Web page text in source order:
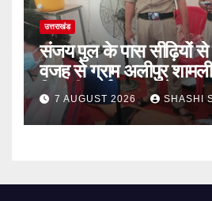
उत्तराखंड
संजय पुल के पास सीढ़ियों
वजह से ग्राम अलीपुर
निवासी आर्यन कुमार के सर
गई
7 AUGUST 2026 SHASHI